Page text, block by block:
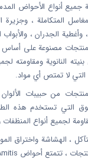
أنواع الأحواض
المتكاملة ،
، وأغطية الجدران ،
المنتجات مصنوعة على
النانوية ومقاومته
التي لا تمتص أي مواد.
من حبيبات الألوان
، الهشاشة واختراق